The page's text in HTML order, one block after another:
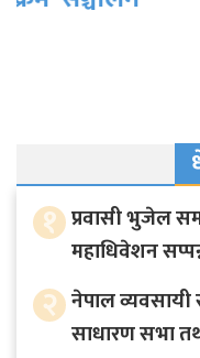
१ प्रवासी भुजेल
महाधिवेशन
२ नेपाल व्यवसायी
साधारण सभा